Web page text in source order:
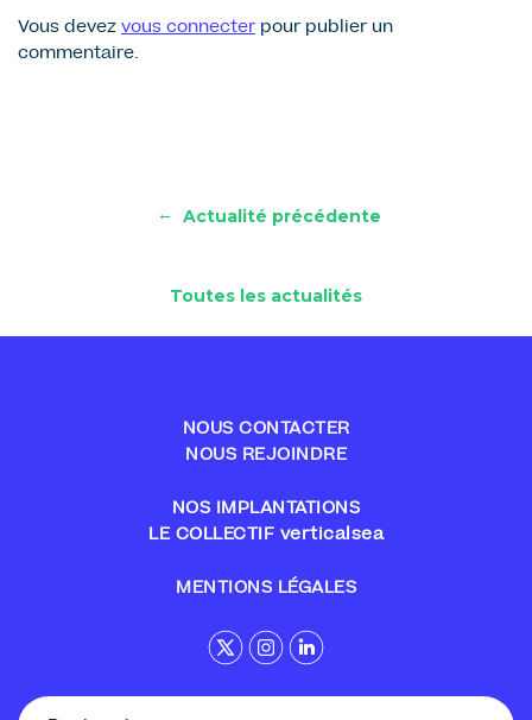
Vous devez vous connecter pour publier un
commentaire.
← Actualité précédente
Toutes les actualités
NOUS CONTACTER
NOUS REJOINDRE
NOS IMPLANTATIONS
LE COLLECTIF verticalsea
MENTIONS LÉGALES